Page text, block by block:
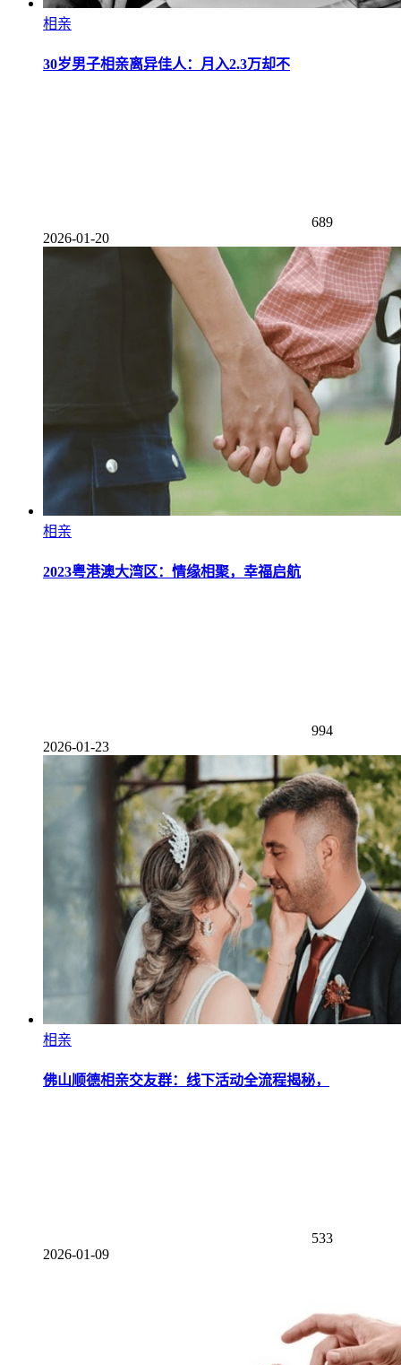
相亲
30岁男子相亲离异佳人：月入2.3万却不
689
2026-01-20
相亲
2023粤港澳大湾区：情缘相聚，幸福启航
994
2026-01-23
相亲
佛山顺德相亲交友群：线下活动全流程揭秘，
533
2026-01-09